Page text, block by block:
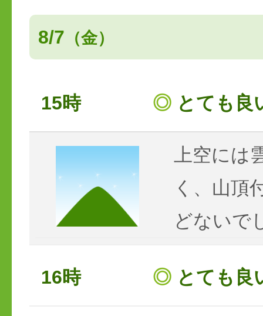
8/7 （金）
15時 ◎ とても良
上空には
く、山頂
どないで
16時 ◎ とても良